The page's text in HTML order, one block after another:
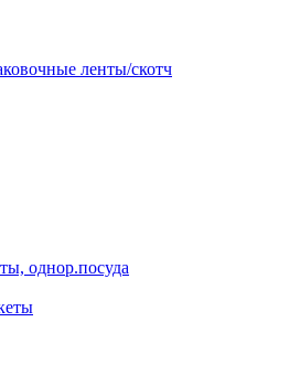
ленты/скотч
однор.посуда